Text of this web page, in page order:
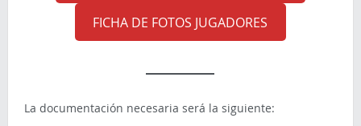
FICHA DE FOTOS JUGADORES
La documentación necesaria será la siguiente: